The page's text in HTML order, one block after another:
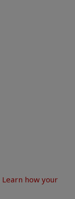
Learn how your